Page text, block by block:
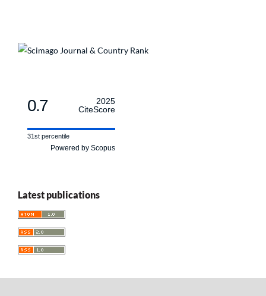
0.7
2025
CiteScore
31st percentile
Powered by Scopus
Latest publications